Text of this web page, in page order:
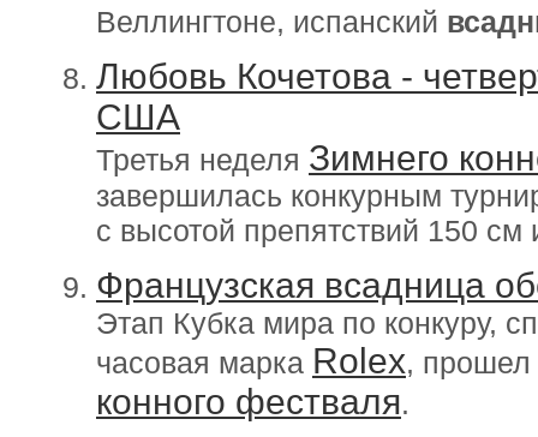
Веллингтоне, испанский
Любовь Кочетова -
США
Третья неделя Зимнего
завершилась конкурным
с высотой препятствий 150
Французская всадница
Этап Кубка мира по конкуру,
часовая марка Rolex,
конного фестваля.